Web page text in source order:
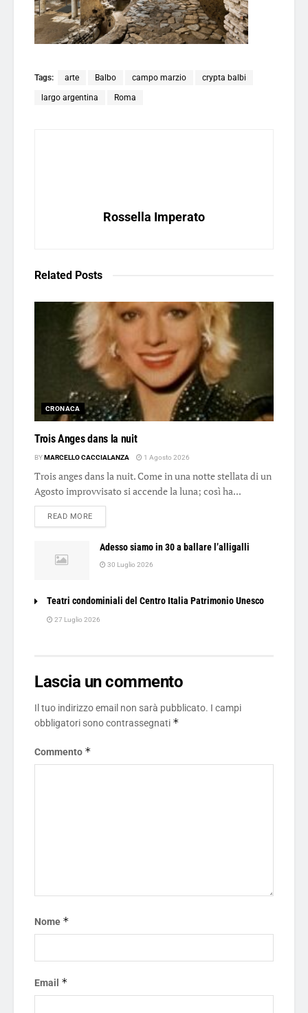
Tags: arte Balbo campo marzio crypta balbi
largo argentina Roma
Rossella Imperato
Related Posts
CRONACA
Trois Anges dans la nuit
BYMARCELLO CACCIALANZA 1 Agosto 2026
Trois anges dans la nuit. Come in una notte stellata di un
Agosto improvvisato si accende la luna; così ha...
READ MOREDETAILS
Adesso siamo in 30 a ballare l’alligalli
30 Luglio 2026
Teatri condominiali del Centro Italia Patrimonio Unesco
27 Luglio 2026
Lascia un commento
Il tuo indirizzo email non sarà pubblicato. I campi
obbligatori sono contrassegnati *
Commento *
Nome *
Email *